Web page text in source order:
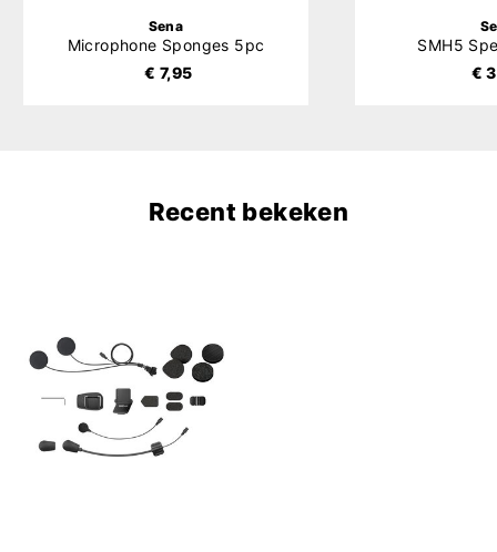
Sena
Microphone Sponges 5pc
€ 7,95
SMH5
€
Recent bekeken